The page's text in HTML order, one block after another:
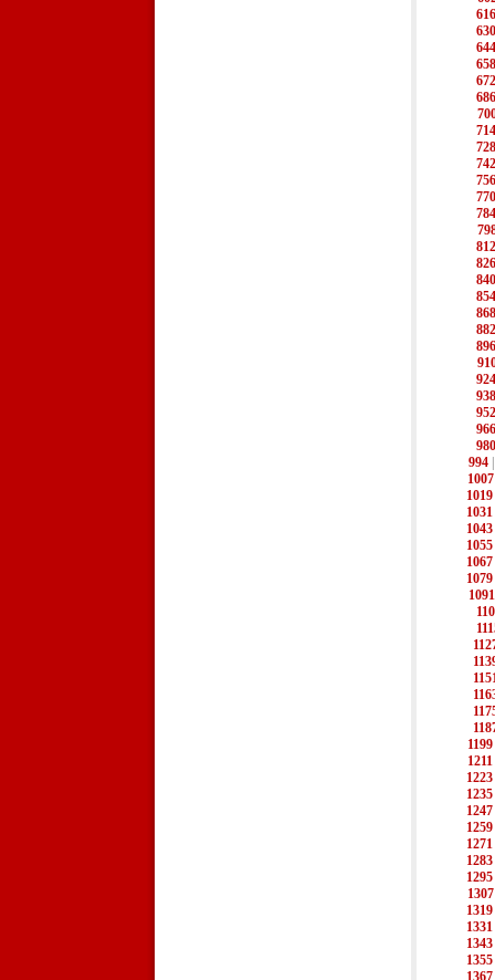
616
630
644
658
672
686
714
728
742
756
770
784
812
826
840
854
868
882
896
924
938
952
966
980
994
1007
1019
1031
1043
1055
1067
1079
1091
1199
1211
1223
1235
1247
1259
1271
1283
1295
1307
1319
1331
1343
1355
1367